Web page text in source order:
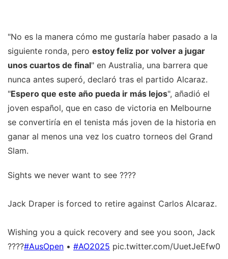
"No es la manera cómo me gustaría haber pasado a la
siguiente ronda, pero estoy feliz por volver a jugar
unos cuartos de final" en Australia, una barrera que
nunca antes superó, declaró tras el partido Alcaraz.
"Espero que este año pueda ir más lejos", añadió el
joven español, que en caso de victoria en Melbourne
se convertiría en el tenista más joven de la historia en
ganar al menos una vez los cuatro torneos del Grand
Slam.
Sights we never want to see ????
Jack Draper is forced to retire against Carlos Alcaraz.
Wishing you a quick recovery and see you soon, Jack
????#AusOpen • #AO2025 pic.twitter.com/UuetJeEfw0